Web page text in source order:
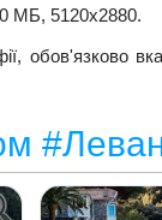
МБ, 5120x2880.
обов'язково